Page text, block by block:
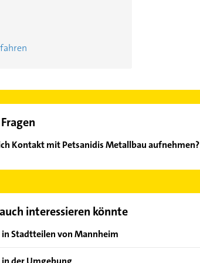
Kontakt mit Petsanidis Metallbau aufnehmen?
interessieren könnte
Stadtteilen von Mannheim